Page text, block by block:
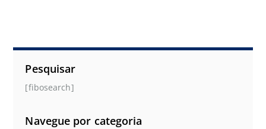
Pesquisar
[fibosearch]
Navegue por categoria